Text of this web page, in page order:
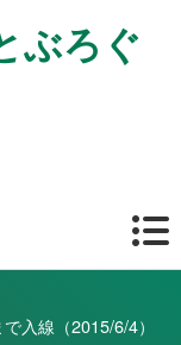
ぶろぐ
入線（2015/6/4）